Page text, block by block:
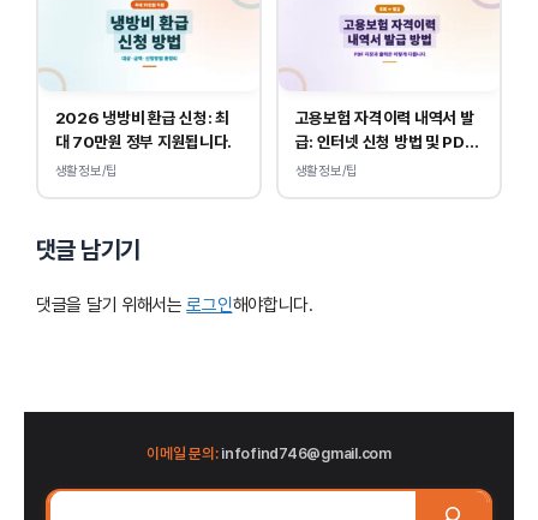
2026 냉방비 환급 신청: 최
대 70만원 정부 지원됩니다.
생활정보/팁
고용보험 자격이력 내역서 발
급: 인터넷 신청 방법 및 PDF
양식 출력
생활정보/팁
댓글 남기기
댓글을 달기 위해서는로그인해야합니다.
이메일 문의:infofind746@gmail.com